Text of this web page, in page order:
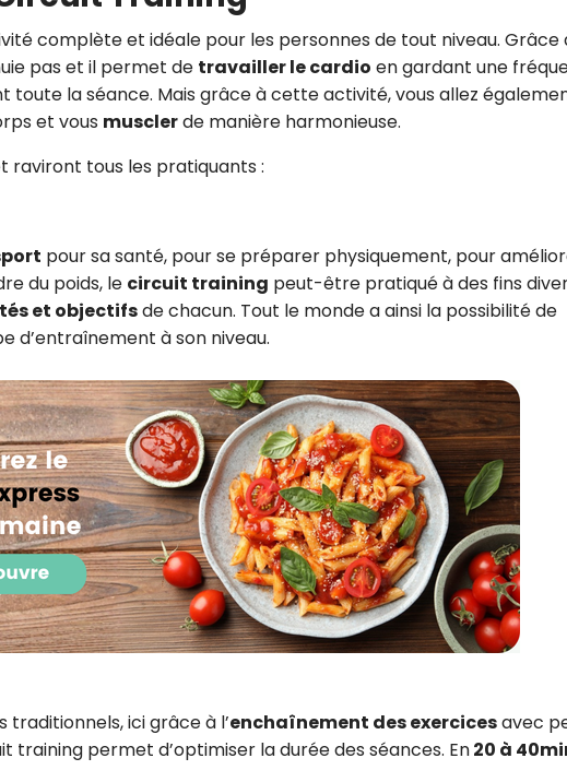
complète et idéale pour les personnes de tout niveau. Grâce
pas et il permet de travailler le cardio en gardant une
toute la séance. Mais grâce à cette activité, vous allez
et vous musclerde manière harmonieuse.
raviront tous les pratiquants :
pour sa santé, pour se préparer physiquement, pour
du poids, le circuit training peut-être pratiqué à des fins
et objectifsde chacun. Tout le monde a ainsi la possibilité de
d’entraînement à son niveau.
ici grâce à l’enchaînement des exercicesavec
training permet d’optimiser la durée des séances. En20 à